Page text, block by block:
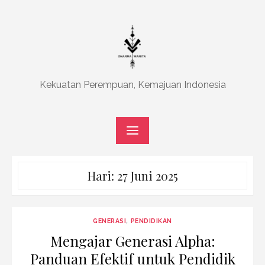
Kekuatan Perempuan, Kemajuan Indonesia
Hari: 27 Juni 2025
GENERASI, PENDIDIKAN
Mengajar Generasi Alpha:
Panduan Efektif untuk Pendidik